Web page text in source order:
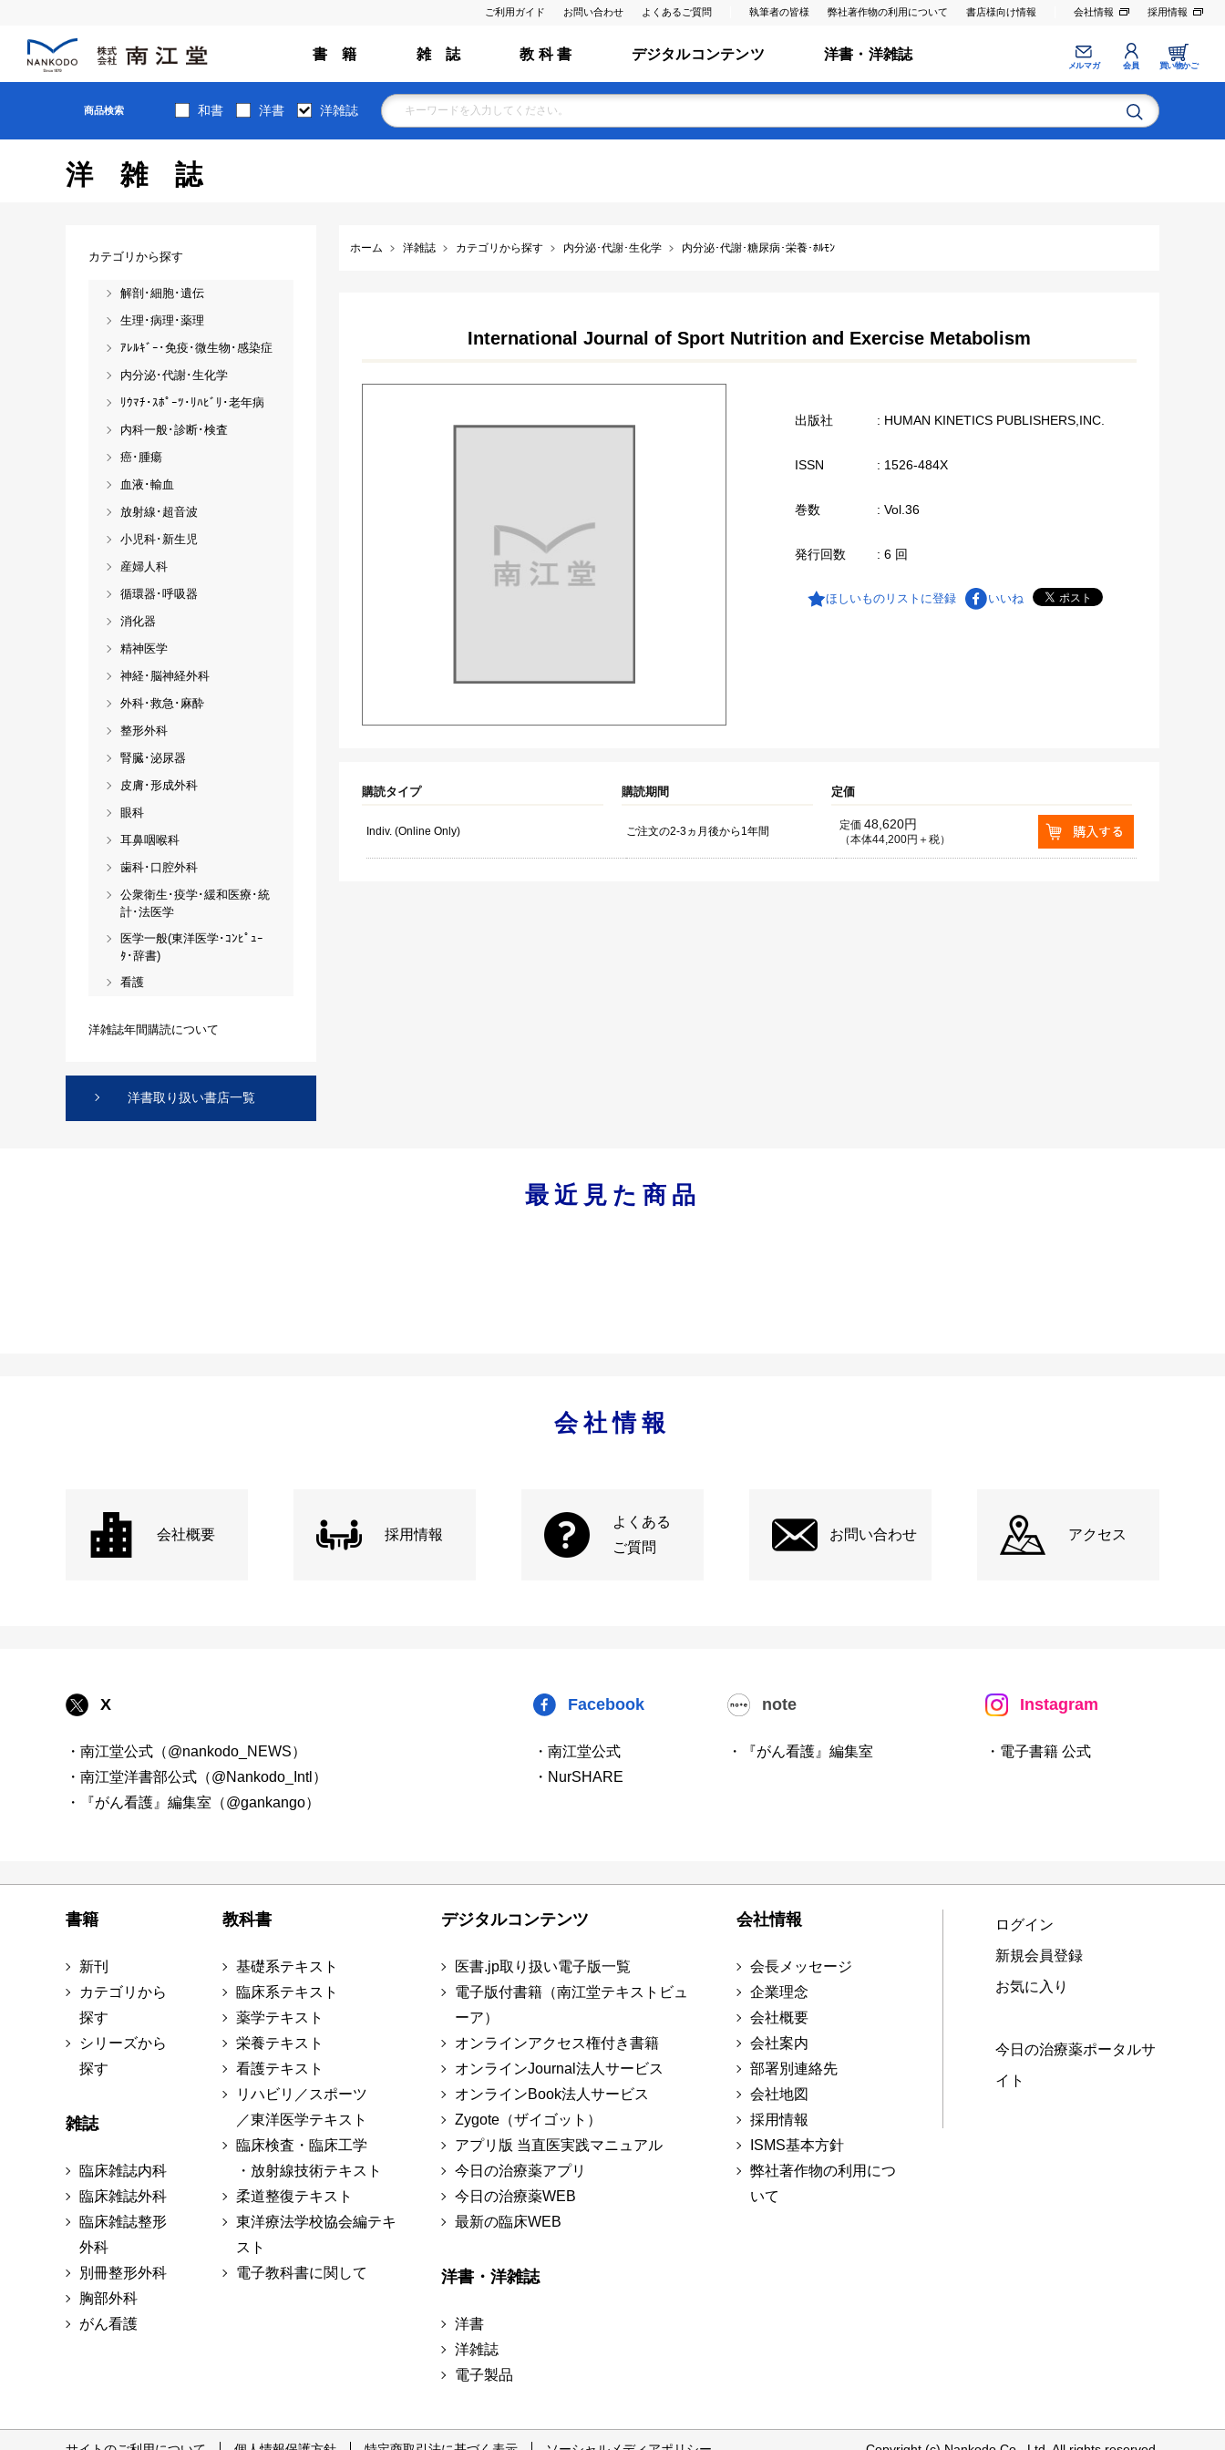
ご利用ガイド お問い合わせ よくあるご質問 執筆者の皆様 弊社著作物の利用について 書店様向け情報 会社情報 採用情報
書 籍 雑 誌 教 科 書 デジタルコンテンツ 洋書・洋雑誌
メルマガ 会員 買い物かご
商品検索 和書 洋書 洋雑誌
洋雑誌
ホーム 洋雑誌 カテゴリから探す 内分泌･代謝･生化学 内分泌･代謝･糖尿病･栄養･ﾎﾙﾓﾝ
International Journal of Sport Nutrition and Exercise Metabolism
出版社 : HUMAN KINETICS PUBLISHERS,INC.
ISSN : 1526-484X
巻数 : Vol.36
発行回数 : 6 回
ほしいものリストに登録 いいね
購読タイプ 購読期間 定価
Indiv. (Online Only) ご注文の2-3ヵ月後から1年間 定価 48,620円
（本体44,200円＋税）
カテゴリから探す
解剖･細胞･遺伝
生理･病理･薬理
ｱﾚﾙｷﾞｰ･免疫･微生物･感染症
内分泌･代謝･生化学
ﾘｳﾏﾁ･ｽﾎﾟｰﾂ･ﾘﾊﾋﾞﾘ･老年病
内科一般･診断･検査
癌･腫瘍
血液･輸血
放射線･超音波
小児科･新生児
産婦人科
循環器･呼吸器
消化器
精神医学
神経･脳神経外科
外科･救急･麻酔
整形外科
腎臓･泌尿器
皮膚･形成外科
眼科
耳鼻咽喉科
歯科･口腔外科
公衆衛生･疫学･緩和医療･統
計･法医学
医学一般(東洋医学･ｺﾝﾋﾟｭｰ
ﾀ･辞書)
看護
洋雑誌年間購読について
洋書取り扱い書店一覧
最近見た商品
会社情報
会社概要 採用情報
よくある
ご質問
お問い合わせ アクセス
X
・南江堂公式（@nankodo_NEWS）
・南江堂洋書部公式（@Nankodo_Intl）
・『がん看護』編集室（@gankango）
Facebook
・南江堂公式
・NurSHARE
note
・『がん看護』編集室
Instagram
・電子書籍 公式
書籍
新刊
カテゴリから
探す
シリーズから
探す
雑誌
臨床雑誌内科
臨床雑誌外科
臨床雑誌整形
外科
別冊整形外科
胸部外科
がん看護
教科書
基礎系テキスト
臨床系テキスト
薬学テキスト
栄養テキスト
看護テキスト
リハビリ／スポーツ
／東洋医学テキスト
臨床検査・臨床工学
・放射線技術テキスト
柔道整復テキスト
東洋療法学校協会編テキ
スト
電子教科書に関して
デジタルコンテンツ
医書.jp取り扱い電子版一覧
電子版付書籍（南江堂テキストビュ
ーア）
オンラインアクセス権付き書籍
オンラインJournal法人サービス
オンラインBook法人サービス
Zygote（ザイゴット）
アプリ版 当直医実践マニュアル
今日の治療薬アプリ
今日の治療薬WEB
最新の臨床WEB
洋書・洋雑誌
洋書
洋雑誌
電子製品
会社情報
会長メッセージ
企業理念
会社概要
会社案内
部署別連絡先
会社地図
採用情報
ISMS基本方針
弊社著作物の利用につ
いて
ログイン
新規会員登録
お気に入り
今日の治療薬ポータルサ
イト